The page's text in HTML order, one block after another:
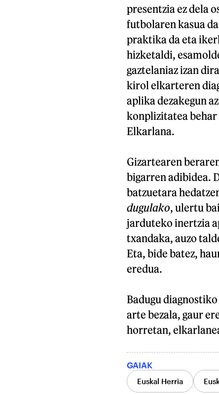
presentzia ez dela
futbolaren kasua
praktika da eta
hizketaldi,
gaztelaniaz izan
kirol elkarteren
aplika dezakegun
konplizitatea
Elkarlana.
Gizartearen
bigarren adibidea.
batzuetara
dugulako, ulertu
jarduteko inertzia
txandaka, auzo
Eta, bide batez,
eredua.
Badugu
arte bezala, gaur
horretan,
GAIAK
Euskal Herria